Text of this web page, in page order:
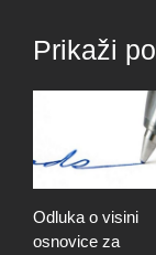
Prikaži
Odluka o visini
osnovice za